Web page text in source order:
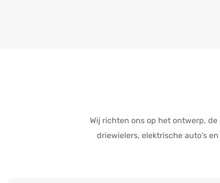
Wij richten ons op het ontwerp,
driewielers, elektrische auto's